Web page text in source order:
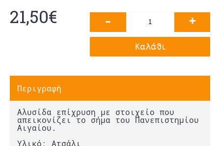
21,50€ - +
Καλάθι
Περιγραφή
Αλυσίδα επίχρυση με στοιχείο που
απεικονίζει το σήμα του Πανεπιστημίου
Αιγαίου.
Υλικό: Ατσάλι